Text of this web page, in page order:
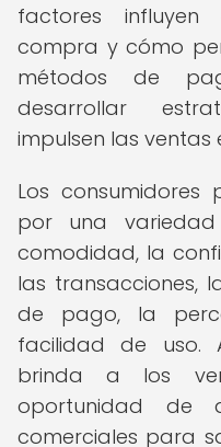
factores
compra y cómo
métodos de
desarrollar
impulsen las ventas
Los consumidores
por una
comodidad, la
las transacciones,
de pago, la
facilidad de uso.
brinda a los
oportunidad de
comerciales para